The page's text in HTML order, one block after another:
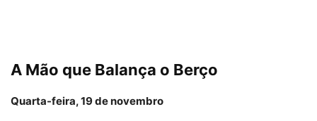
A Mão que Balança o Berço
Quarta-feira, 19 de novembro